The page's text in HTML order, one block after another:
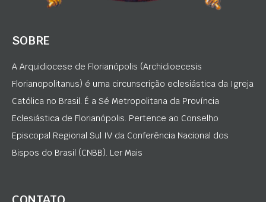
SOBRE
A Arquidiocese de Florianópolis (Archidioecesis
Florianopolitanus) é uma circunscrição eclesiástica da Igreja
Católica no Brasil. É a Sé Metropolitana da Província
Eclesiástica de Florianópolis. Pertence ao Conselho
Episcopal Regional Sul IV da Conferência Nacional dos
Bispos do Brasil (CNBB). Ler Mais